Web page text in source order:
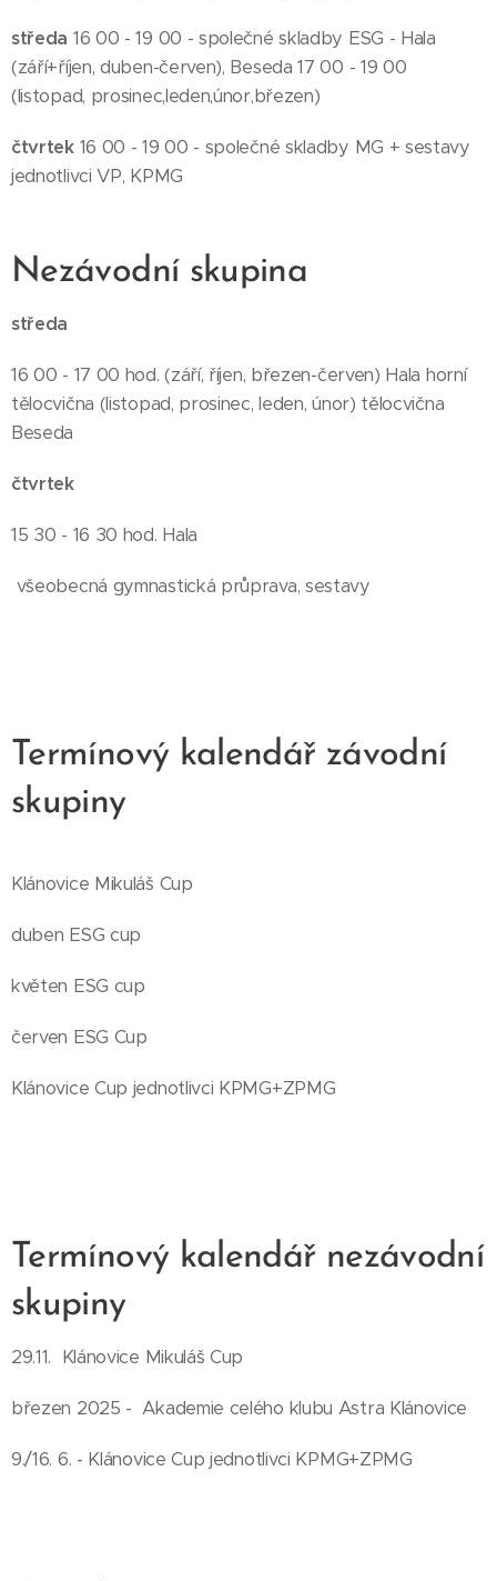
středa 16 00 - 19 00 - společné skladby ESG - Hala
(září+říjen, duben-červen), Beseda 17 00 - 19 00
(listopad, prosinec,leden,únor,březen)
čtvrtek16 00 - 19 00 - společné skladby MG + sestavy
jednotlivci VP, KPMG
Nezávodní skupina
středa
16 00 - 17 00 hod. (září, říjen, březen-červen) Hala horní
tělocvična (listopad, prosinec, leden, únor) tělocvična
Beseda
čtvrtek
15 30 - 16 30 hod. Hala
všeobecná gymnastická průprava, sestavy
Termínový kalendář závodní
skupiny
Klánovice Mikuláš Cup
duben ESG cup
květen ESG cup
červen ESG Cup
Klánovice Cup jednotlivci KPMG+ZPMG
Termínový kalendář nezávodní
skupiny
29.11. Klánovice Mikuláš Cup
březen 2025 - Akademie celého klubu Astra Klánovice
9./16. 6. - Klánovice Cup jednotlivci KPMG+ZPMG